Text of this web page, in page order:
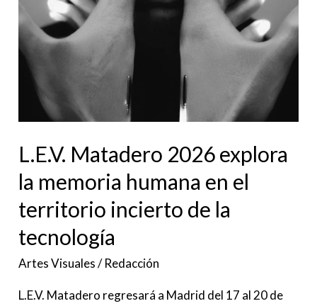
L.E.V. Matadero 2026 explora
la memoria humana en el
territorio incierto de la
tecnología
Artes Visuales/Redacción
L.E.V. Matadero regresará a Madrid del 17 al 20 de
incierto
de
la
tecnología